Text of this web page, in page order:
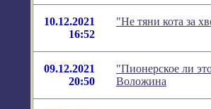
10.12.2021
16:52
"Не тяни кота за
09.12.2021
20:50
"Пионерское ли
Воложина